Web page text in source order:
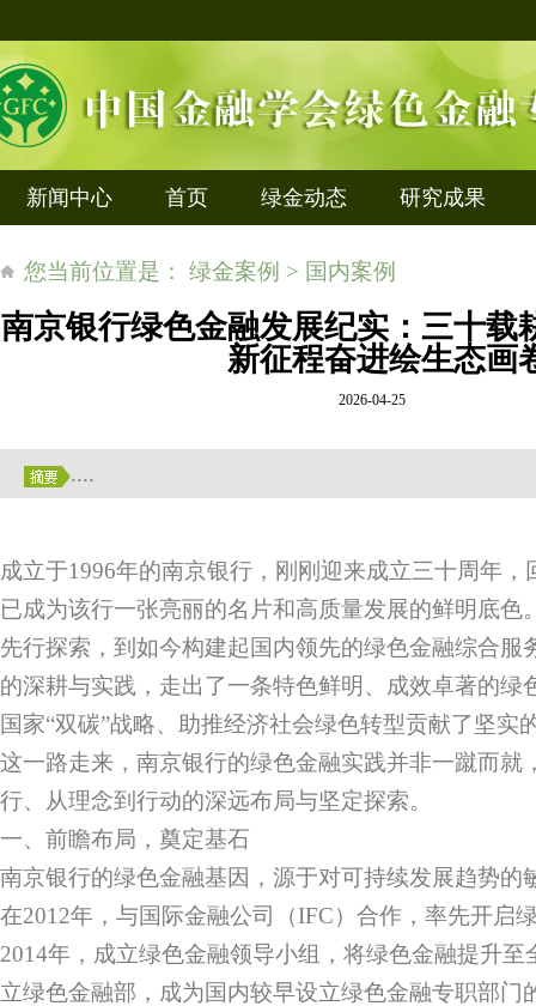
新闻中心 首页 绿金动态 研究成果
您当前位置是： 绿金案例 > 国内案例
南京银行绿色金融发展纪实：三十载
新征程奋进绘生态画
2026-04-25
....
成立于1996年的南京银行，刚刚迎来成立三十周年
已成为该行一张亮丽的名片和高质量发展的鲜明底色
先行探索，到如今构建起国内领先的绿色金融综合服
的深耕与实践，走出了一条特色鲜明、成效卓著的绿
国家“双碳”战略、助推经济社会绿色转型贡献了坚实
这一路走来，南京银行的绿色金融实践并非一蹴而就
行、从理念到行动的深远布局与坚定探索。
一、前瞻布局，奠定基石
南京银行的绿色金融基因，源于对可持续发展趋势的
在2012年，与国际金融公司（IFC）合作，率先开启
2014年，成立绿色金融领导小组，将绿色金融提升
立绿色金融部，成为国内较早设立绿色金融专职部门